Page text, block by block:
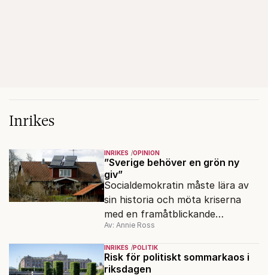
Inrikes
INRIKES OPINION
”Sverige behöver en grön ny
giv”
Socialdemokratin måste lära av
sin historia och möta kriserna
med en framåtblickande
strukturpolitik för att göra
Sverige långsiktigt hållbart,
jämlikt och kriståligt.
Av: Annie Ross
INRIKES POLITIK
Risk för politiskt sommarkaos i
riksdagen